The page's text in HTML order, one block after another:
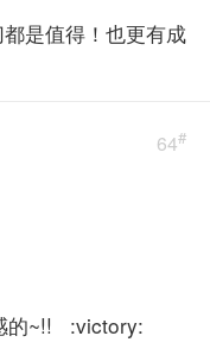
是值得！也更有成
64#
的~!! :victory: